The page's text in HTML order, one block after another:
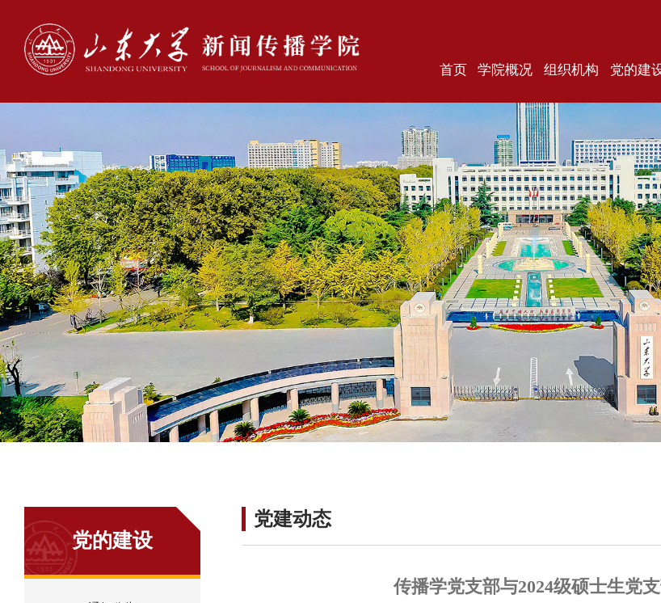
首页 学院概况 组织机构 党的建
党的建设
党建动态
传播学党支部与2024级硕士生党